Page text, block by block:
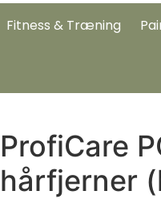
Fitness & Træning
ProfiCare
hårfjerner